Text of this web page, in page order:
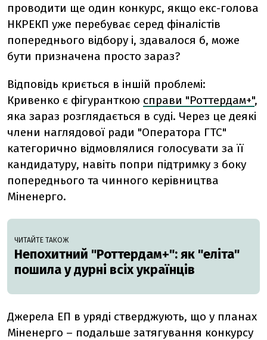
проводити ще один конкурс, якщо екс-голова
НКРЕКП уже перебуває серед фіналістів
попереднього відбору і, здавалося б, може
бути призначена просто зараз?
Відповідь криється в іншій проблемі:
Кривенко є фігуранткою справи "Роттердам+",
яка зараз розглядається в суді. Через це деякі
члени наглядової ради "Оператора ГТС"
категорично відмовлялися голосувати за її
кандидатуру, навіть попри підтримку з боку
попереднього та чинного керівництва
Міненерго.
ЧИТАЙТЕ ТАКОЖ
Непохитний "Роттердам+": як "еліта"
пошила у дурні всіх українців
Джерела ЕП в уряді стверджують, що у планах
Міненерго – подальше затягування конкурсу